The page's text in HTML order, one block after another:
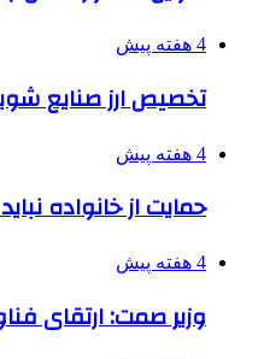
4 هفته پیش
تخصیص ارز صنایع
4 هفته پیش
حمایت از خانواده
4 هفته پیش
وزیر صمت: ارتقای